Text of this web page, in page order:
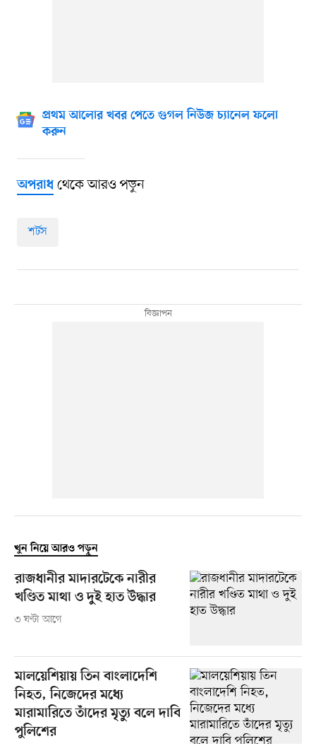
প্রথম আলোর খবর পেতে গুগল নিউজ চ্যানেল ফলো
করুন
অপরাধথেকে আরও পড়ুন
শর্টস
খুন নিয়ে আরও পড়ুন
রাজধানীর মাদারটেকে নারীর
খণ্ডিত মাথা ও দুই হাত উদ্ধার
৩ ঘণ্টা আগে
মালয়েশিয়ায় তিন বাংলাদেশি
নিহত, নিজেদের মধ্যে
মারামারিতে তাঁদের মৃত্যু বলে দাবি
পুলিশের